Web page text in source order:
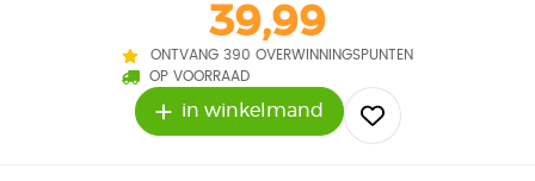
39,99
ONTVANG 390 OVERWINNINGSPUNTEN
OP VOORRAAD
in winkelmand